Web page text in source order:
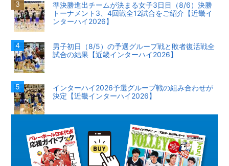
準決勝進出チームが決まる女子3日目（8/6）決勝
トーナメント3、4回戦全12試合をご紹介【近畿イ
ンターハイ2026】
男子初日（8/5）の予選グループ戦と敗者復活戦全
試合の結果【近畿インターハイ2026】
インターハイ2026予選グループ戦の組み合わせが
決定【近畿インターハイ2026】